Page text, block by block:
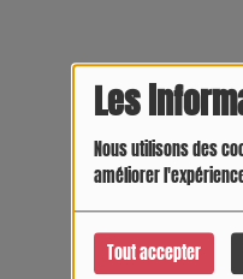
Les
Nous utilisons des
améliorer
Tout accepter